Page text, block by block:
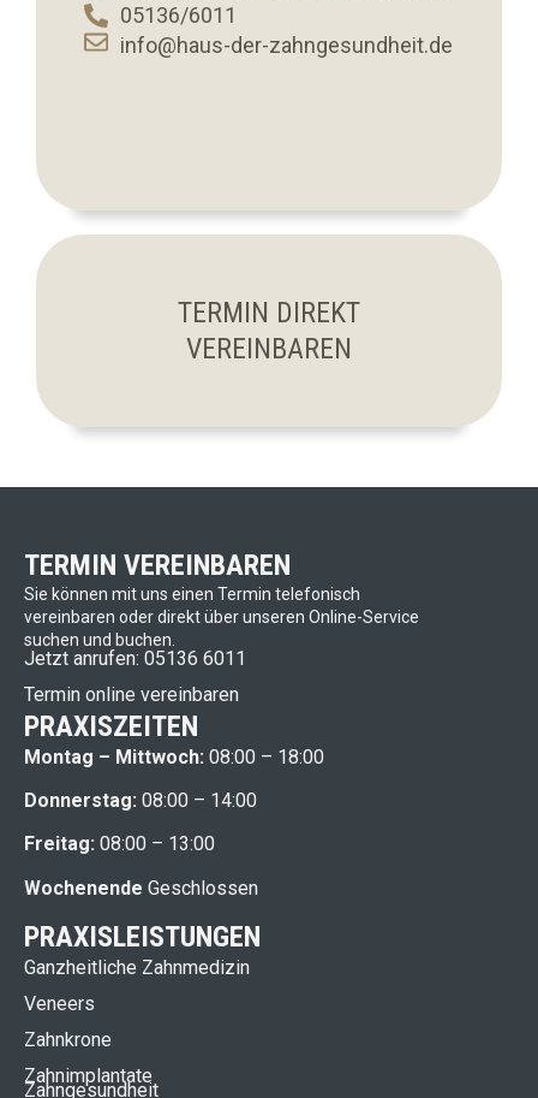
05136/6011
info@haus-der-zahngesundheit.de
TERMIN DIREKT
VEREINBAREN
TERMIN VEREINBAREN
Sie können mit uns einen Termin telefonisch
vereinbaren oder direkt über unseren Online-Service
suchen und buchen.
Jetzt anrufen: 05136 6011
Termin online vereinbaren
PRAXISZEITEN
Montag – Mittwoch: 08:00 – 18:00
Donnerstag: 08:00 – 14:00
Freitag: 08:00 – 13:00
Wochenende Geschlossen
PRAXISLEISTUNGEN
Ganzheitliche Zahnmedizin
Veneers
Zahnkrone
Zahnimplantate
Zahngesundheit